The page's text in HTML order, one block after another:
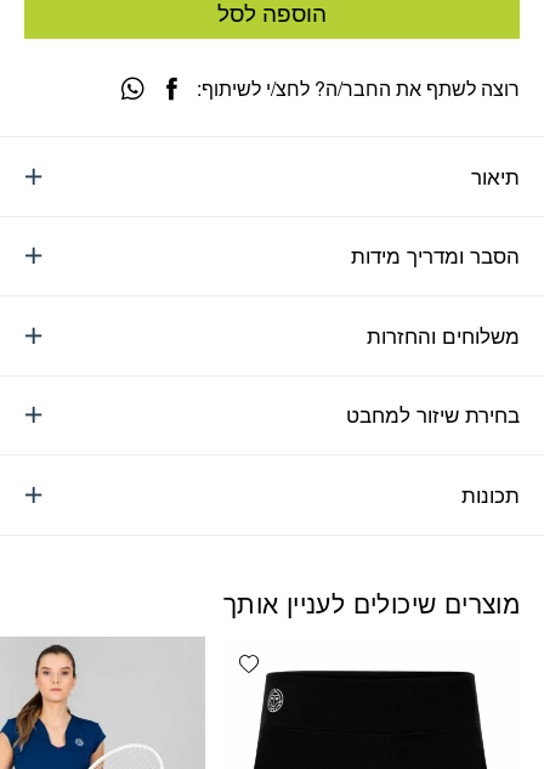
הוספה לסל
תיאור
הסבר ומדריך מידות
משלוחים והחזרות
בחירת שיזור למחבט
תכונות
רוצה לשתף את החבר/ה? לחצ/י לשיתוף:
מוצרים שיכולים לעניין אותך
Add wishlist